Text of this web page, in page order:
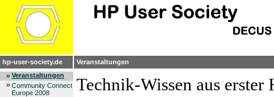
hp-user-society.de Veranstaltungen
»Veranstaltungen
»Community Connect
Europe 2008
Technik-Wissen aus erster